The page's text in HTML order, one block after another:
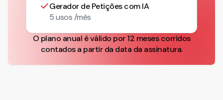
Gerador de Petições com IA
5 usos /mês
O plano anual é válido por 12 meses corridos
contados a partir da data da assinatura.